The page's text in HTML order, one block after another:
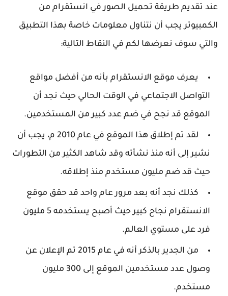
عند تقديم طريقة تحميل الصور في انستقرام من
الكمبيوتر يجب أن نتناول معلومات خاصة بهذا التطبيق
والتي سوف نعرضها لكم في النقاط التالية:
يعرف موقع الانستقرام بأنه من أفضل مواقع
التواصل الاجتماعي في الوقت الحالي حيث نجد أن
الموقع قد نجح في ضم عدد كبير من المستخدمين.
لقد تم إطلاق هذا الموقع في عام 2010 م، يجب أن
نشير إلى أنه منذ نشأته وقد شاهد الكثير من التطورات
حيث قد ضم مليون مستخدم منذ إطلاقه.
كذلك نجد أنه بعد مرور عام واحد قد حقق موقع
الانستقرام نجاح كبير حيث أصبح يستخدمه 5 مليون
فرد على مستوي العالم.
من الجدير بالذكر أنه في عام 2015 تم الإعلان عن
وصول عدد مستخدمين الموقع إلى 300 مليون
مستخدم.